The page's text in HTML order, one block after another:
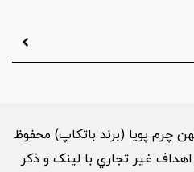
چرم پویا (برند باتکاپ) محفوظ
غير تجاري با لینک و ذکر